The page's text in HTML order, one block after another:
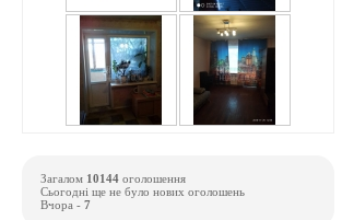
Загалом 10144 оголошення
Сьогодні ще не було нових оголошень
Вчора - 7